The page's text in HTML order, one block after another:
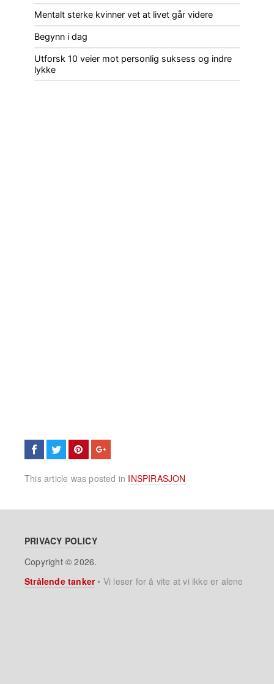
Mentalt sterke kvinner vet at livet går videre
Begynn i dag
Utforsk 10 veier mot personlig suksess og indre
lykke
This article was posted in INSPIRASJON
PRIVACY POLICY
Copyright © 2026.
Strålende tanker• Vi leser for å vite at vi ikke er alene